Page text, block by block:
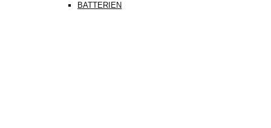
BATTERIEN